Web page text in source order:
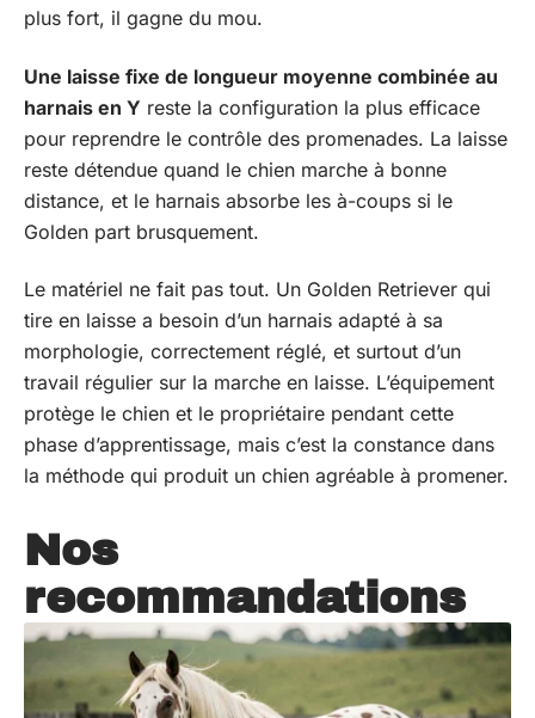
plus fort, il gagne du mou.
Une laisse fixe de longueur moyenne combinée au
harnais en Y reste la configuration la plus efficace
pour reprendre le contrôle des promenades. La laisse
reste détendue quand le chien marche à bonne
distance, et le harnais absorbe les à-coups si le
Golden part brusquement.
Le matériel ne fait pas tout. Un Golden Retriever qui
tire en laisse a besoin d’un harnais adapté à sa
morphologie, correctement réglé, et surtout d’un
travail régulier sur la marche en laisse. L’équipement
protège le chien et le propriétaire pendant cette
phase d’apprentissage, mais c’est la constance dans
la méthode qui produit un chien agréable à promener.
Nos
recommandations